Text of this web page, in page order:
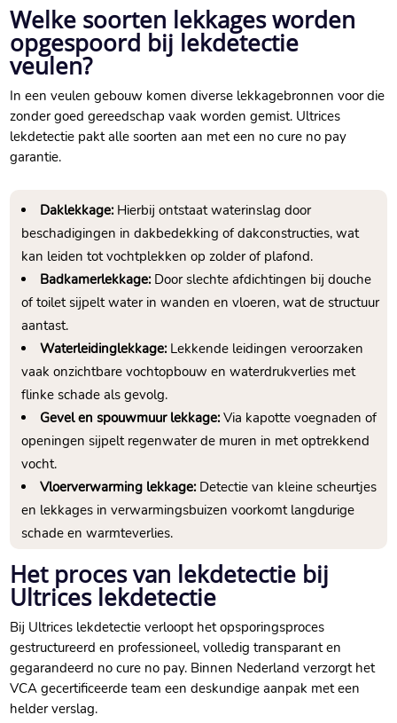
Welke soorten lekkages worden
opgespoord bij lekdetectie
veulen?
In een veulen gebouw komen diverse lekkagebronnen voor die
zonder goed gereedschap vaak worden gemist. Ultrices
lekdetectie pakt alle soorten aan met een no cure no pay
garantie.
Daklekkage:Hierbij ontstaat waterinslag door
beschadigingen in dakbedekking of dakconstructies, wat
kan leiden tot vochtplekken op zolder of plafond.
Badkamerlekkage:Door slechte afdichtingen bij douche
of toilet sijpelt water in wanden en vloeren, wat de structuur
aantast.
Waterleidinglekkage:Lekkende leidingen veroorzaken
vaak onzichtbare vochtopbouw en waterdrukverlies met
flinke schade als gevolg.
Gevel en spouwmuur lekkage:Via kapotte voegnaden of
openingen sijpelt regenwater de muren in met optrekkend
vocht.
Vloerverwarming lekkage:Detectie van kleine scheurtjes
en lekkages in verwarmingsbuizen voorkomt langdurige
schade en warmteverlies.
Het proces van lekdetectie bij
Ultrices lekdetectie
Bij Ultrices lekdetectie verloopt het opsporingsproces
gestructureerd en professioneel, volledig transparant en
gegarandeerd no cure no pay. Binnen Nederland verzorgt het
VCA gecertificeerde team een deskundige aanpak met een
helder verslag.